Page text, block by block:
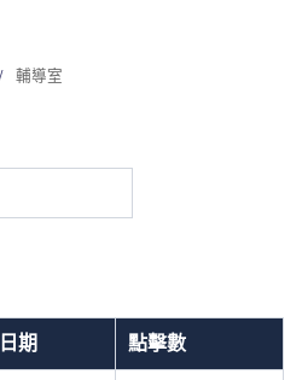
輔導室
期
點擊數